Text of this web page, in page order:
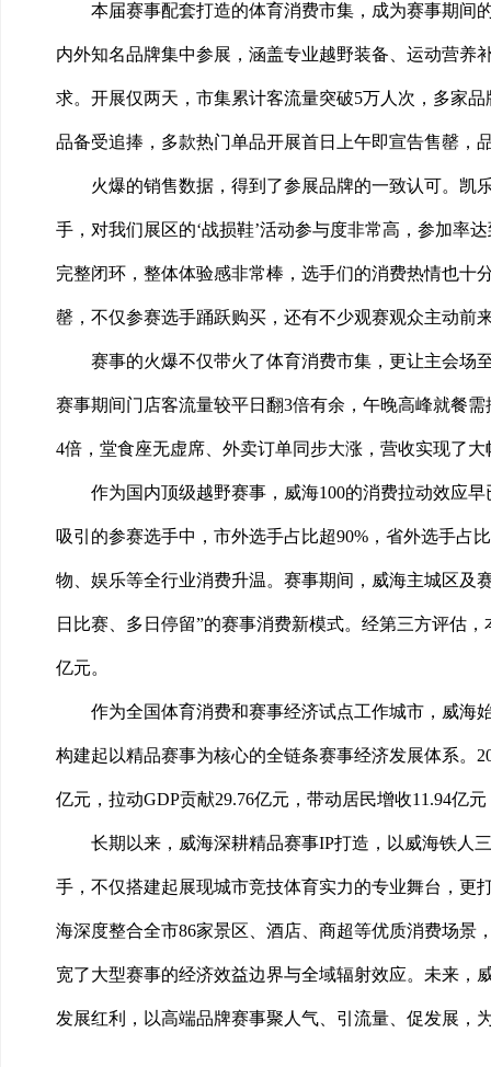
本届赛事配套打造的体育消费市集，成为赛事期间
内外知名品牌集中参展，涵盖专业越野装备、运动营养
求。开展仅两天，市集累计客流量突破5万人次，多家
品备受追捧，多款热门单品开展首日上午即宣告售罄，
火爆的销售数据，得到了参展品牌的一致认可。凯
手，对我们展区的‘战损鞋’活动参与度非常高，参加率
完整闭环，整体体验感非常棒，选手们的消费热情也十
罄，不仅参赛选手踊跃购买，还有不少观赛观众主动前
赛事的火爆不仅带火了体育消费市集，更让主会场
赛事期间门店客流量较平日翻3倍有余，午晚高峰就餐
4倍，堂食座无虚席、外卖订单同步大涨，营收实现了大
作为国内顶级越野赛事，威海100的消费拉动效应
吸引的参赛选手中，市外选手占比超90%，省外选手占
物、娱乐等全行业消费升温。赛事期间，威海主城区及
日比赛、多日停留”的赛事消费新模式。经第三方评估
亿元。
作为全国体育消费和赛事经济试点工作城市，威海
构建起以精品赛事为核心的全链条赛事经济发展体系。
亿元，拉动GDP贡献29.76亿元，带动居民增收11.94亿
长期以来，威海深耕精品赛事IP打造，以威海铁人
手，不仅搭建起展现城市竞技体育实力的专业舞台，更
海深度整合全市86家景区、酒店、商超等优质消费场景
宽了大型赛事的经济效益边界与全域辐射效应。未来，
发展红利，以高端品牌赛事聚人气、引流量、促发展，